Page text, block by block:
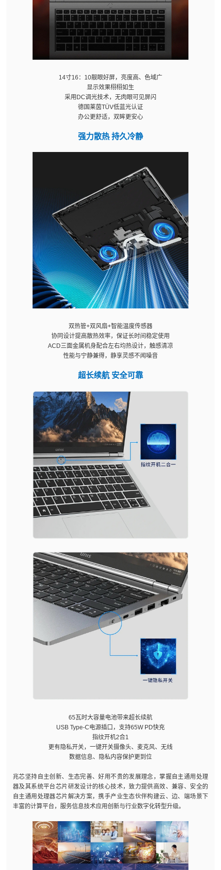
14寸16：10靓眼好屏，亮度高、色域广
显示效果栩栩如生
采用DC调光技术，无肉眼可见屏闪
德国莱茵TÜV低蓝光认证
办公更舒适，双眸更安心
强力散热 持久冷静
双热管+双风扇+智能温度传感器
协同设计提高散热效率，保证长时间稳定使用
ACD三面金属机身配合左右均热设计，触感清凉
性能与宁静兼得，静享灵感不闻噪音
超长续航 安全可靠
65瓦时大容量电池带来超长续航
USB Type-C电源插口，支持65W PD快充
指纹开机2合1
更有隐私开关，一键开关摄像头、麦克风、无线
数据信息、隐私内容保护更到位
兆芯坚持自主创新、生态完善、好用不贵的发展理念，掌握自主通用处理
器及其系统平台芯片研发设计的核心技术，致力提供高效、兼容、安全的
自主通用处理器芯片解决方案，携手产业生态伙伴构建云、边、端场景下
丰富的计算平台，服务信息技术应用创新与行业数字化转型升级。